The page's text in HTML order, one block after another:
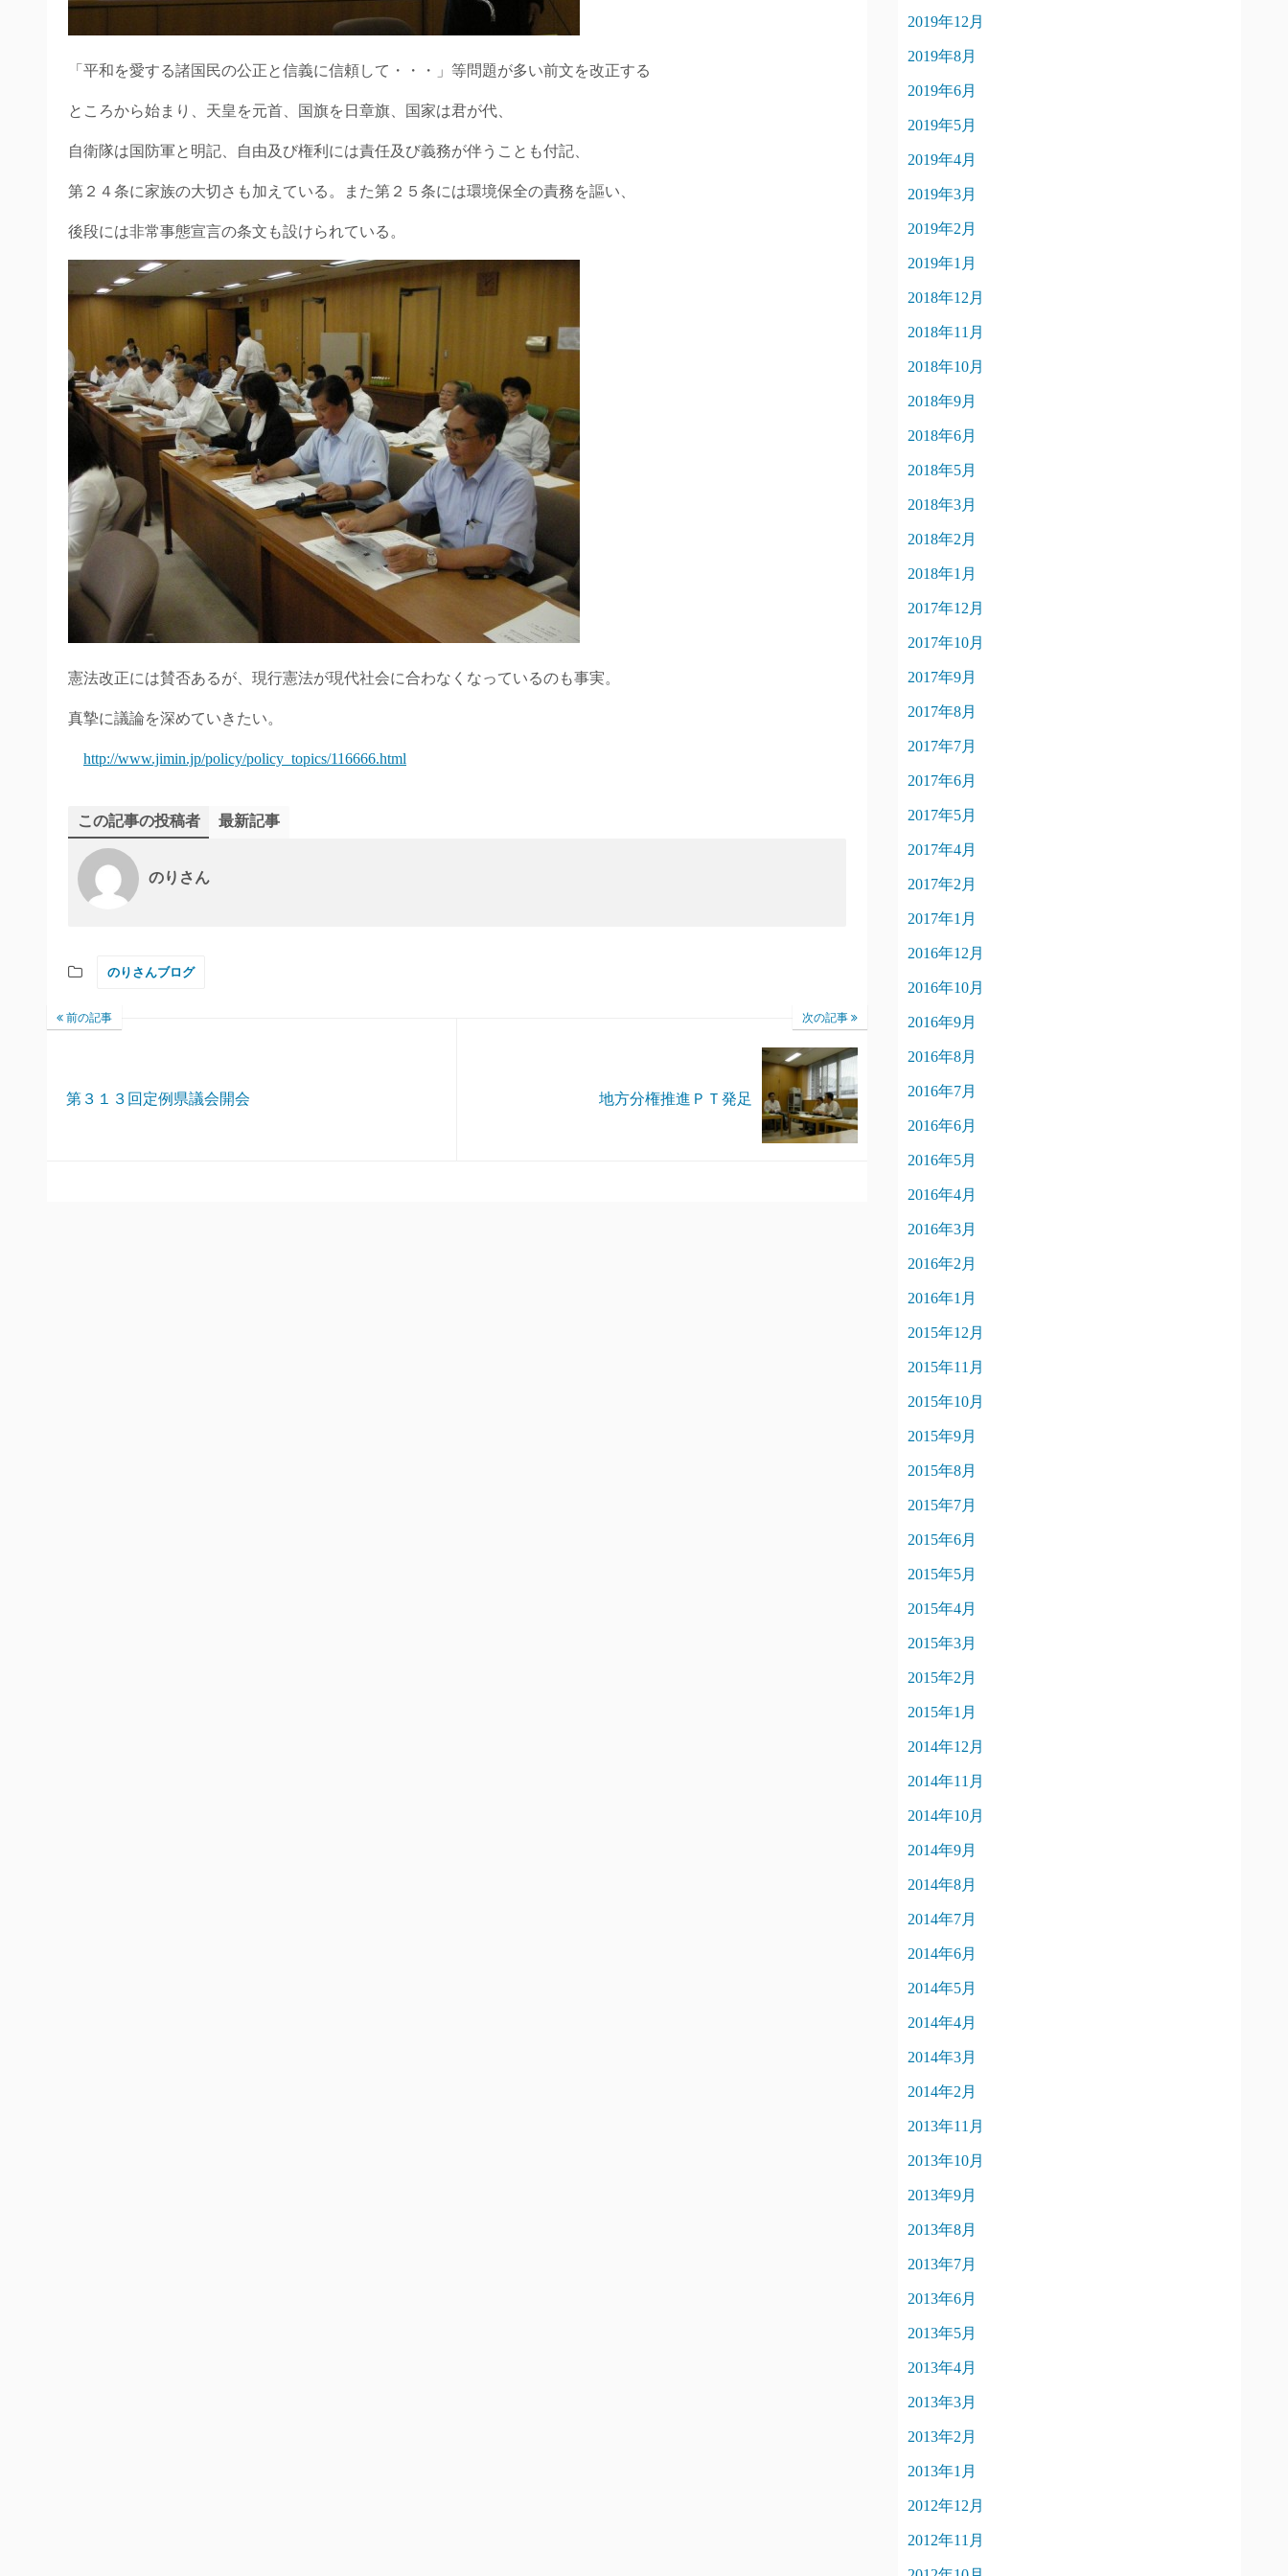
「平和を愛する諸国民の公正と信義に信頼して・・・」等問題が多い前文を改正する
ところから始まり、天皇を元首、国旗を日章旗、国家は君が代、
自衛隊は国防軍と明記、自由及び権利には責任及び義務が伴うことも付記、
第２４条に家族の大切さも加えている。また第２５条には環境保全の責務を謳い、
後段には非常事態宣言の条文も設けられている。
憲法改正には賛否あるが、現行憲法が現代社会に合わなくなっているのも事実。
真摯に議論を深めていきたい。
http://www.jimin.jp/policy/policy_topics/116666.html
この記事の投稿者 最新記事
のりさん
のりさんブログ
前の記事
第３１３回定例県議会開会
次の記事
地方分権推進ＰＴ発足
2019年12月
2019年8月
2019年6月
2019年5月
2019年4月
2019年3月
2019年2月
2019年1月
2018年12月
2018年11月
2018年10月
2018年9月
2018年6月
2018年5月
2018年3月
2018年2月
2018年1月
2017年12月
2017年10月
2017年9月
2017年8月
2017年7月
2017年6月
2017年5月
2017年4月
2017年2月
2017年1月
2016年12月
2016年10月
2016年9月
2016年8月
2016年7月
2016年6月
2016年5月
2016年4月
2016年3月
2016年2月
2016年1月
2015年12月
2015年11月
2015年10月
2015年9月
2015年8月
2015年7月
2015年6月
2015年5月
2015年4月
2015年3月
2015年2月
2015年1月
2014年12月
2014年11月
2014年10月
2014年9月
2014年8月
2014年7月
2014年6月
2014年5月
2014年4月
2014年3月
2014年2月
2013年11月
2013年10月
2013年9月
2013年8月
2013年7月
2013年6月
2013年5月
2013年4月
2013年3月
2013年2月
2013年1月
2012年12月
2012年11月